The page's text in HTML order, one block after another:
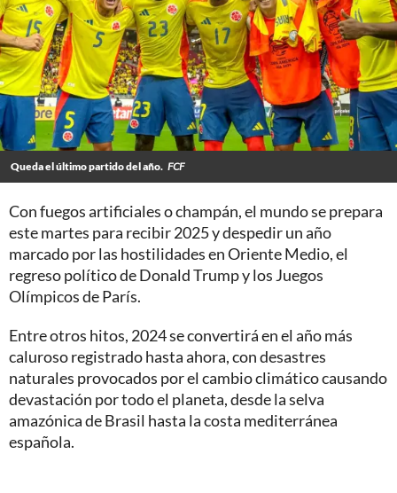
Queda el último partido del año. FCF
Con fuegos artificiales o champán, el mundo se prepara
este martes para recibir 2025 y despedir un año
marcado por las hostilidades en Oriente Medio, el
regreso político de Donald Trump y los Juegos
Olímpicos de París.
Entre otros hitos, 2024 se convertirá en el año más
caluroso registrado hasta ahora, con desastres
naturales provocados por el cambio climático causando
devastación por todo el planeta, desde la selva
amazónica de Brasil hasta la costa mediterránea
española.